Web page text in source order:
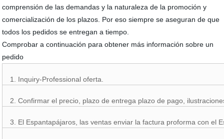
comprensión de las demandas y la naturaleza de la promoción y
comercialización de los plazos. Por eso siempre se aseguran de que
todos los pedidos se entregan a tiempo.
Comprobar a continuación para obtener más información sobre un
pedido
1. Inquiry-Professional oferta.
2. Confirmar el precio, plazo de entrega plazo de pago,
3. El Espantapájaros, las ventas enviar la factura proforma con el